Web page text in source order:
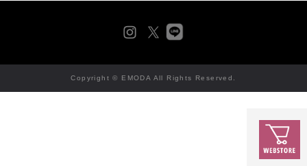
Copyright © EMODA All Rights Reserved.